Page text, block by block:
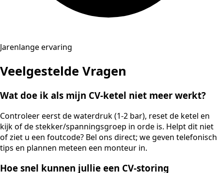
Jarenlange ervaring
Veelgestelde Vragen
Wat doe ik als mijn CV-ketel niet meer werkt?
Controleer eerst de waterdruk (1-2 bar), reset de ketel en
kijk of de stekker/spanningsgroep in orde is. Helpt dit niet
of ziet u een foutcode? Bel ons direct; we geven telefonisch
tips en plannen meteen een monteur in.
Hoe snel kunnen jullie een CV-storing